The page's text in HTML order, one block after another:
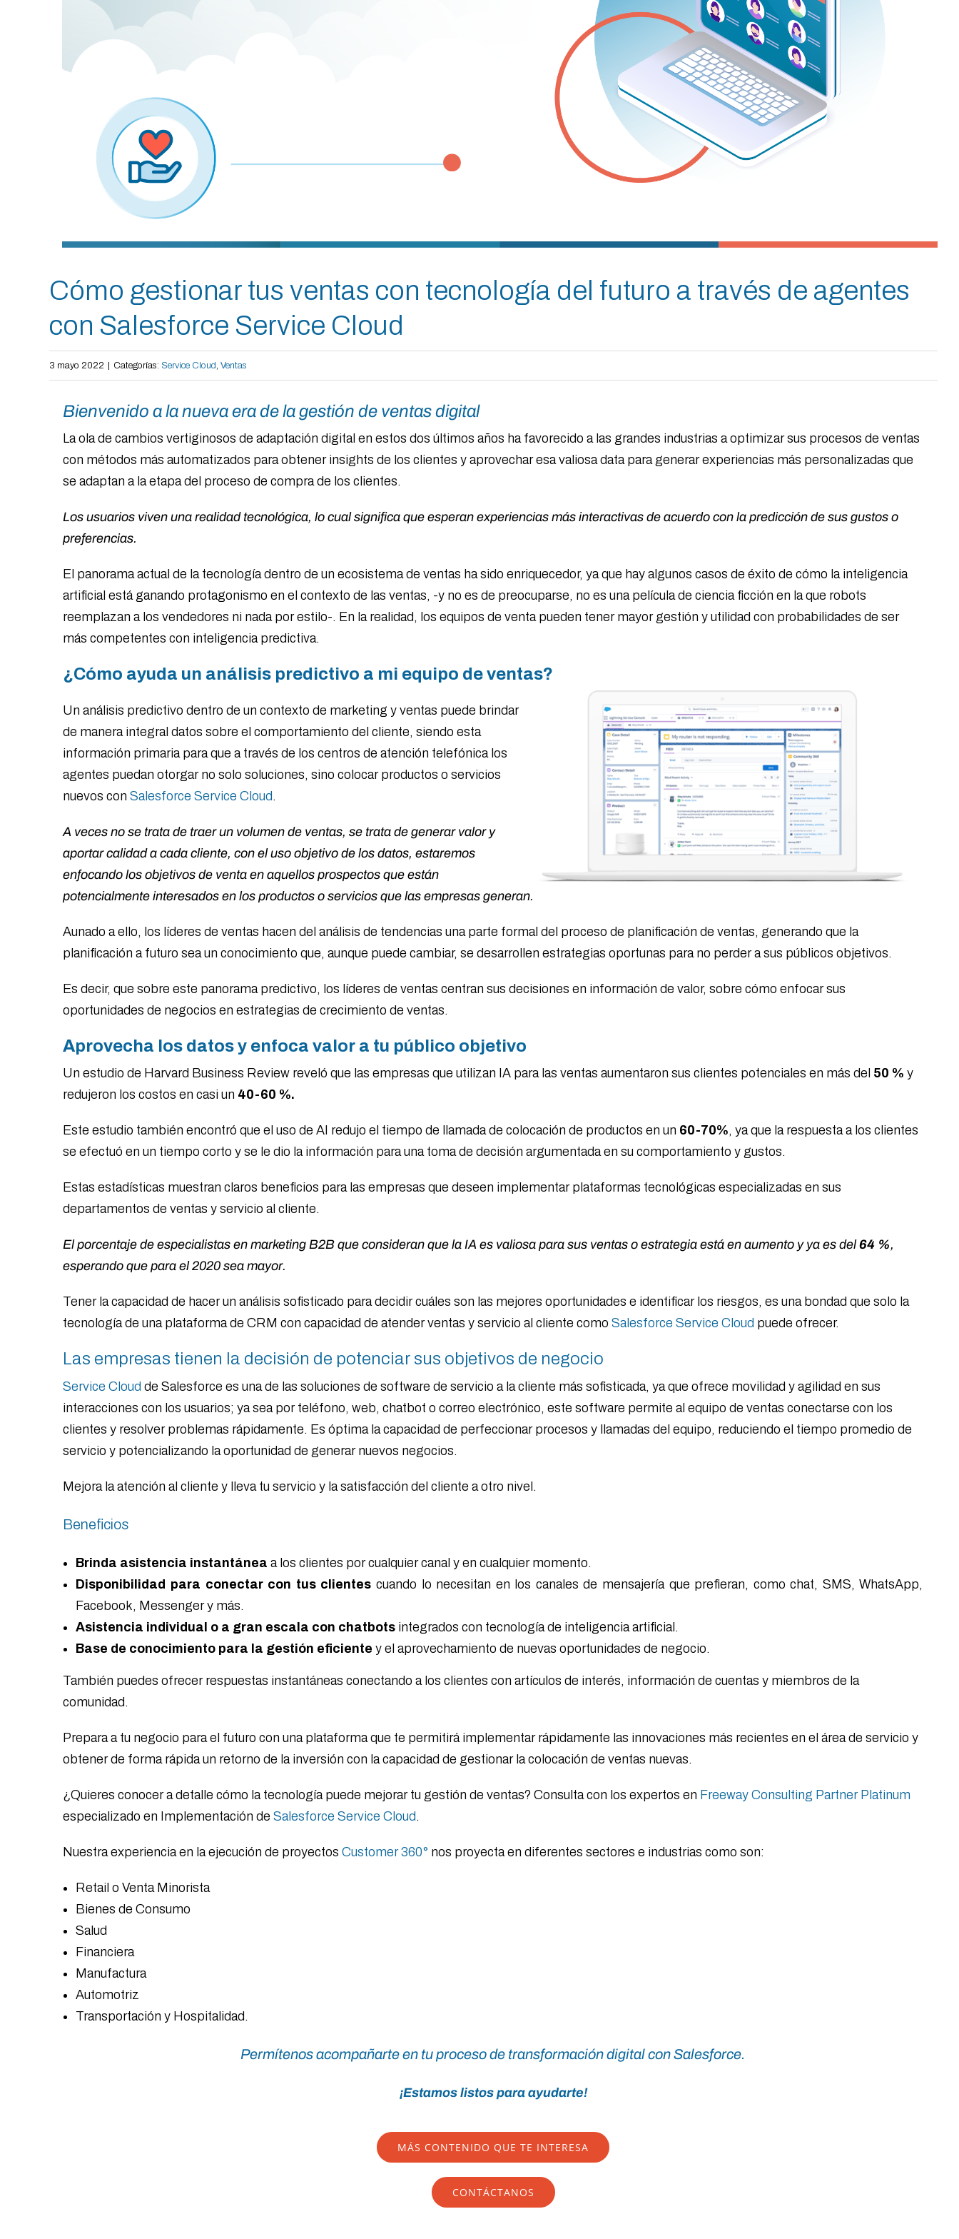
Cómo gestionar tus ventas con tecnología del futuro a través de agentes
con Salesforce Service Cloud
3 mayo 2022 Categorías: Service Cloud, Ventas
Bienvenido a la nueva era de la gestión de ventas digital
La ola de cambios vertiginosos de adaptación digital en estos dos últimos años ha favorecido a las grandes industrias a optimizar sus procesos de ventas
con métodos más automatizados para obtener insights de los clientes y aprovechar esa valiosa data para generar experiencias más personalizadas que
se adaptan a la etapa del proceso de compra de los clientes.
Los usuarios viven una realidad tecnológica, lo cual significa que esperan experiencias más interactivas de acuerdo con la predicción de sus gustos o
preferencias.
El panorama actual de la tecnología dentro de un ecosistema de ventas ha sido enriquecedor, ya que hay algunos casos de éxito de cómo la inteligencia
artificial está ganando protagonismo en el contexto de las ventas, -y no es de preocuparse, no es una película de ciencia ficción en la que robots
reemplazan a los vendedores ni nada por estilo-. En la realidad, los equipos de venta pueden tener mayor gestión y utilidad con probabilidades de ser
más competentes con inteligencia predictiva.
¿Cómo ayuda un análisis predictivo a mi equipo de ventas?
Un análisis predictivo dentro de un contexto de marketing y ventas puede brindar
de manera integral datos sobre el comportamiento del cliente, siendo esta
información primaria para que a través de los centros de atención telefónica los
agentes puedan otorgar no solo soluciones, sino colocar productos o servicios
nuevos conSalesforce Service Cloud.
A veces no se trata de traer un volumen de ventas, se trata de generar valor y
aportar calidad a cada cliente, con el uso objetivo de los datos, estaremos
enfocando los objetivos de venta en aquellos prospectos que están
potencialmente interesados en los productos o servicios que las empresas generan.
Aunado a ello, los líderes de ventas hacen del análisis de tendencias una parte formal del proceso de planificación de ventas, generando que la
planificación a futuro sea un conocimiento que, aunque puede cambiar, se desarrollen estrategias oportunas para no perder a sus públicos objetivos.
Es decir, que sobre este panorama predictivo, los líderes de ventas centran sus decisiones en información de valor, sobre cómo enfocar sus
oportunidades de negocios en estrategias de crecimiento de ventas.
Aprovecha los datos y enfoca valor a tu público objetivo
Un estudio de Harvard Business Review reveló que las empresas que utilizan IA para las ventas aumentaron sus clientes potenciales en más del 50 % y
redujeron los costos en casi un 40-60 %.
Este estudio también encontró que el uso de AI redujo el tiempo de llamada de colocación de productos en un 60-70%, ya que la respuesta a los clientes
se efectuó en un tiempo corto y se le dio la información para una toma de decisión argumentada en su comportamiento y gustos.
Estas estadísticas muestran claros beneficios para las empresas que deseen implementar plataformas tecnológicas especializadas en sus
departamentos de ventas y servicio al cliente.
El porcentaje de especialistas en marketing B2B que consideran que la IA es valiosa para sus ventas o estrategia está en aumento y ya es del64 %,
esperando que para el 2020 sea mayor.
Tener la capacidad de hacer un análisis sofisticado para decidir cuáles son las mejores oportunidades e identificar los riesgos, es una bondad que solo la
tecnología de una plataforma de CRM con capacidad de atender ventas y servicio al cliente comoSalesforce Service Cloud puede ofrecer.
Las empresas tienen la decisión de potenciar sus objetivos de negocio
Service Cloud de Salesforce es una de las soluciones de software de servicio a la cliente más sofisticada, ya que ofrece movilidad y agilidad en sus
interacciones con los usuarios; ya sea por teléfono, web, chatbot o correo electrónico, este software permite al equipo de ventas conectarse con los
clientes y resolver problemas rápidamente. Es óptima la capacidad de perfeccionar procesos y llamadas del equipo, reduciendo el tiempo promedio de
servicio y potencializando la oportunidad de generar nuevos negocios.
Mejora la atención al cliente y lleva tu servicio y la satisfacción del cliente a otro nivel.
Beneficios
Brinda asistencia instantánea a los clientes por cualquier canal y en cualquier momento.
Disponibilidad para conectar con tus clientes cuando lo necesitan en los canales de mensajería que prefieran, como chat, SMS, WhatsApp,
Facebook, Messenger y más.
Asistencia individual o a gran escala con chatbots integrados con tecnología de inteligencia artificial.
Base de conocimiento para la gestión eficiente y el aprovechamiento de nuevas oportunidades de negocio.
También puedes ofrecer respuestas instantáneas conectando a los clientes con artículos de interés, información de cuentas y miembros de la
comunidad.
Prepara a tu negocio para el futuro con una plataforma que te permitirá implementar rápidamente las innovaciones más recientes en el área de servicio y
obtener de forma rápida un retorno de la inversión con la capacidad de gestionar la colocación de ventas nuevas.
¿Quieres conocer a detalle cómo la tecnología puede mejorar tu gestión de ventas? Consulta con los expertos en Freeway Consulting Partner Platinum
especializado en Implementación deSalesforce Service Cloud.
Nuestra experiencia en la ejecución de proyectosCustomer 360° nos proyecta en diferentes sectores e industrias como son:
Retail o Venta Minorista
Bienes de Consumo
Salud
Financiera
Manufactura
Automotriz
Transportación y Hospitalidad.
Permítenos acompañarte en tu proceso de transformación digital con Salesforce.
¡Estamos listos para ayudarte!
MÁS CONTENIDO QUE TE INTERESA
CONTÁCTANOS